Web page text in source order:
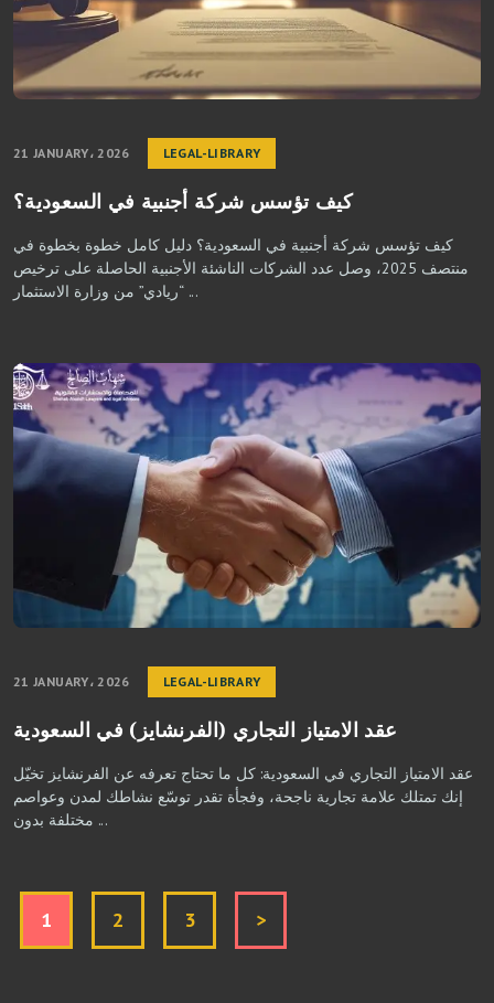
21 JANUARY، 2026 LEGAL-LIBRARY
كيف تؤسس شركة أجنبية في السعودية؟
كيف تؤسس شركة أجنبية في السعودية؟ دليل كامل خطوة بخطوة في
منتصف 2025، وصل عدد الشركات الناشئة الأجنبية الحاصلة على ترخيص
“ريادي” من وزارة الاستثمار ...
21 JANUARY، 2026 LEGAL-LIBRARY
عقد الامتياز التجاري (الفرنشايز) في السعودية
عقد الامتياز التجاري في السعودية: كل ما تحتاج تعرفه عن الفرنشايز تخيّل
إنك تمتلك علامة تجارية ناجحة، وفجأة تقدر توسّع نشاطك لمدن وعواصم
مختلفة بدون ...
1 2 3 >